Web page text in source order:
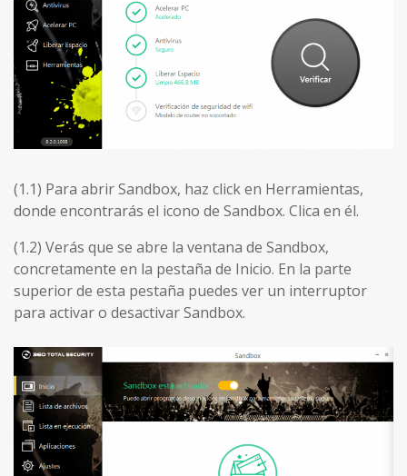
(1.1) Para abrir Sandbox, haz click en Herramientas,
donde encontrarás el icono de Sandbox. Clica en él.
(1.2) Verás que se abre la ventana de Sandbox,
concretamente en la pestaña de Inicio. En la parte
superior de esta pestaña puedes ver un interruptor
para activar o desactivar Sandbox.